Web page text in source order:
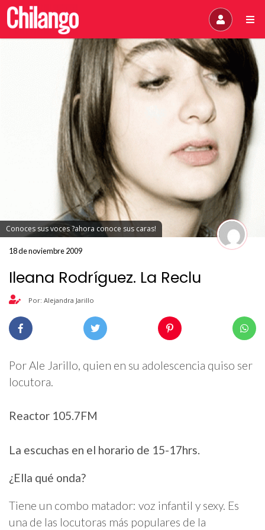
Conoces sus voces ?ahora conoce sus caras!
18 de noviembre 2009
Ileana Rodríguez. La Reclu
Por: Alejandra Jarillo
Por Ale Jarillo, quien en su adolescencia quiso ser
locutora.
Reactor 105.7FM
La escuchas en el horario de 15-17hrs.
¿Ella qué onda?
Tiene un combo matador: voz infantil y sexy. Es
una de las locutoras más populares de la